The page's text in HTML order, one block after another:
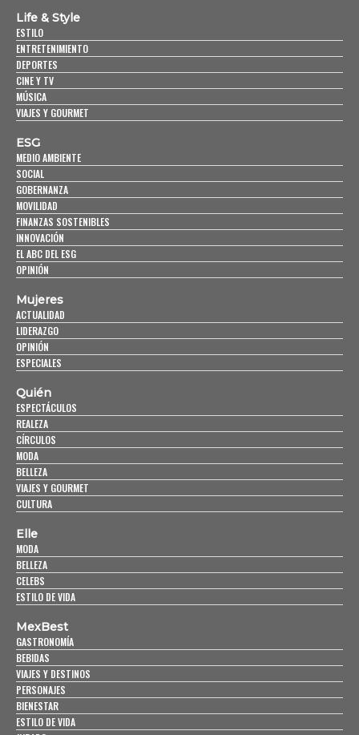
Life & Style
ESTILO
ENTRETENIMIENTO
DEPORTES
CINE Y TV
MÚSICA
VIAJES Y GOURMET
ESG
MEDIO AMBIENTE
SOCIAL
GOBERNANZA
MOVILIDAD
FINANZAS SOSTENIBLES
INNOVACIÓN
EL ABC DEL ESG
OPINIÓN
Mujeres
ACTUALIDAD
LIDERAZGO
OPINIÓN
ESPECIALES
Quién
ESPECTÁCULOS
REALEZA
CÍRCULOS
MODA
BELLEZA
VIAJES Y GOURMET
CULTURA
Elle
MODA
BELLEZA
CELEBS
ESTILO DE VIDA
MexBest
GASTRONOMÍA
BEBIDAS
VIAJES Y DESTINOS
PERSONAJES
BIENESTAR
ESTILO DE VIDA